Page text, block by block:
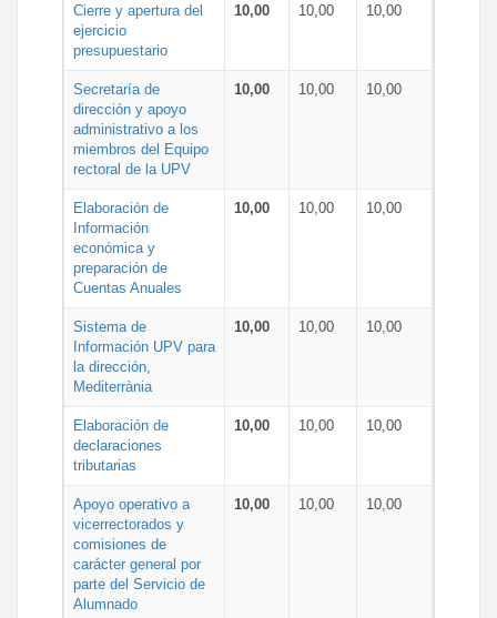
Cierre y apertura del
ejercicio
presupuestario
10,00 10,00 10,00
Secretaría de
dirección y apoyo
administrativo a los
miembros del Equipo
rectoral de la UPV
10,00 10,00 10,00
Elaboración de
Información
económica y
preparación de
Cuentas Anuales
10,00 10,00 10,00
Sistema de
Información UPV para
la dirección,
Mediterrània
10,00 10,00 10,00
Elaboración de
declaraciones
tributarias
10,00 10,00 10,00
Apoyo operativo a
vicerrectorados y
comisiones de
carácter general por
parte del Servicio de
Alumnado
10,00 10,00 10,00